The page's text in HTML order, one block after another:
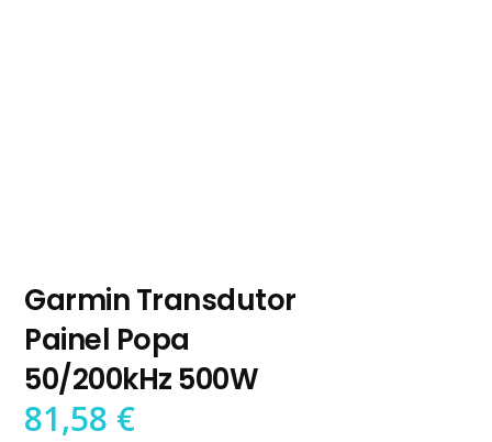
Garmin Transdutor
Painel Popa
50/200kHz 500W
81,58 €